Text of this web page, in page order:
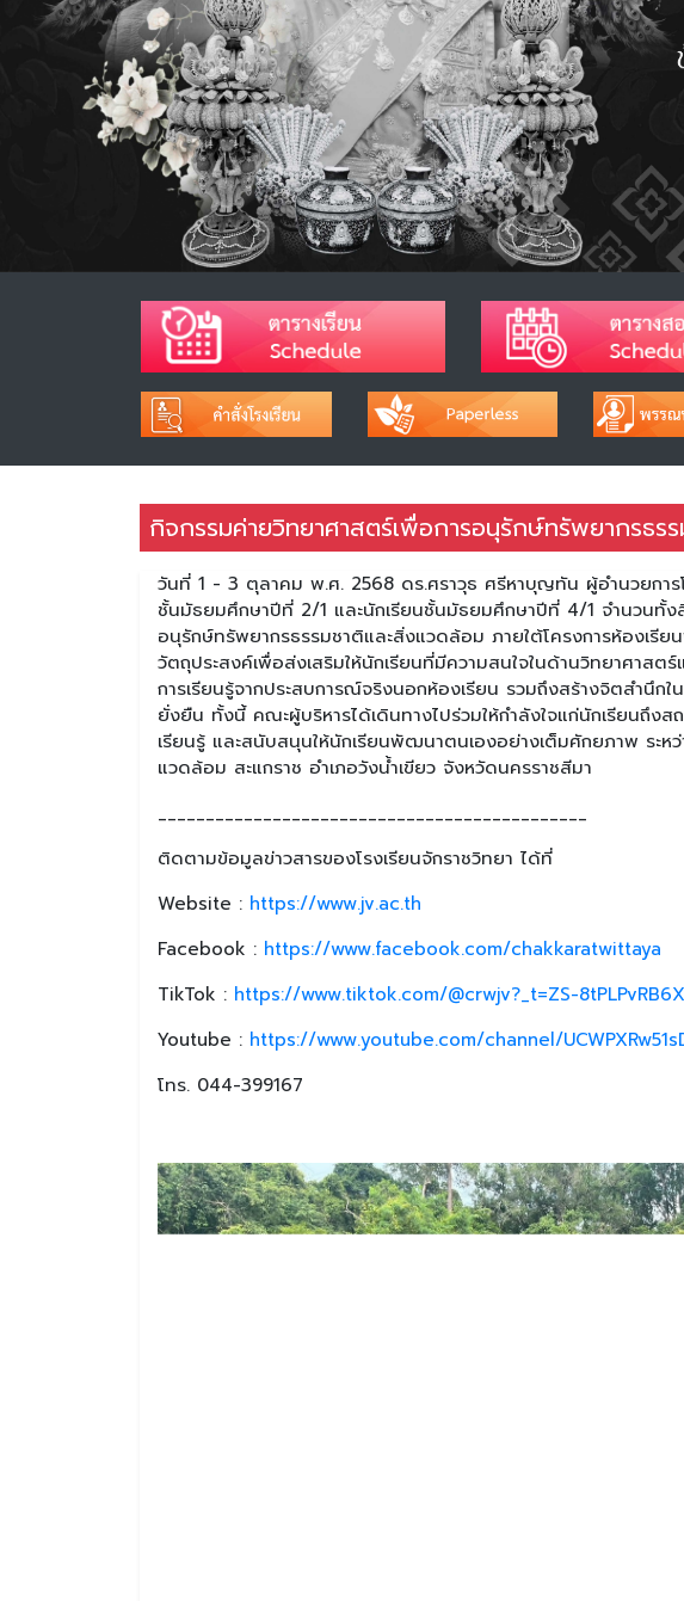
กิจกรรมค่ายวิทยาศาสตร์เพื่อการอนุรักษ์ทรัพยากรธร
วันที่ 1 - 3 ตุลาคม พ.ศ. 2568 ดร.ศราวุธ ศรีหาบุญทัน ผู้อำนวยการ
ชั้นมัธยมศึกษาปีที่ 2/1 และนักเรียนชั้นมัธยมศึกษาปีที่ 4/1 จำนวนทั้ง
อนุรักษ์ทรัพยากรธรรมชาติและสิ่งแวดล้อม ภายใต้โครงการห้องเ
วัตถุประสงค์เพื่อส่งเสริมให้นักเรียนที่มีความสนใจในด้านวิทยาศา
การเรียนรู้จากประสบการณ์จริงนอกห้องเรียน รวมถึงสร้างจิตสำนึ
ยั่งยืน ทั้งนี้ คณะผู้บริหารได้เดินทางไปร่วมให้กำลังใจแก่นักเรียนถึง
เรียนรู้ และสนับสนุนให้นักเรียนพัฒนาตนเองอย่างเต็มศักยภาพ ร
แวดล้อม สะแกราช อำเภอวังน้ำเขียว จังหวัดนครราชสีมา
_____________________________________________
ติดตามข้อมูลข่าวสารของโรงเรียนจักราชวิทยา ได้ที่
Website : https://www.jv.ac.th
Facebook : https://www.facebook.com/chakkaratwittaya
TikTok : https://www.tiktok.com/@crwjv?_t=ZS-
Youtube : https://www.youtube.com/channel/
โทร. 044-399167